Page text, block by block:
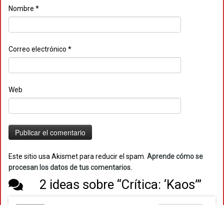
Nombre *
Correo electrónico *
Web
Este sitio usa Akismet para reducir el spam. Aprende cómo se
procesan los datos de tus comentarios.
2 ideas sobre “Crítica: ‘Kaos’”